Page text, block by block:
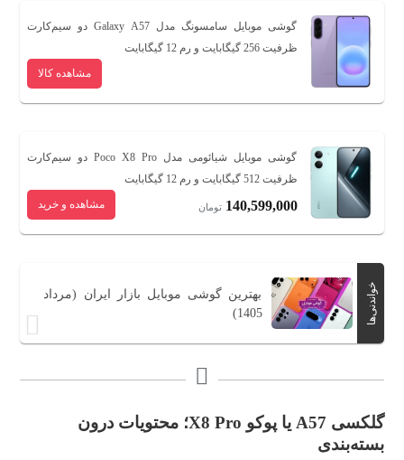
گوشی موبایل سامسونگ مدل Galaxy A57 دو سیم‌کارت
ظرفیت 256 گیگابایت و رم 12 گیگابایت
مشاهده کالا
گوشی موبایل شیائومی مدل Poco X8 Pro دو سیم‌کارت
ظرفیت 512 گیگابایت و رم 12 گیگابایت
140,599,000 تومان مشاهده و خرید
خواندنی‌ها
بهترین گوشی موبایل بازار ایران (مرداد
1405)
گلکسی A57 یا پوکو X8 Pro؛ محتویات درون
بسته‌بندی